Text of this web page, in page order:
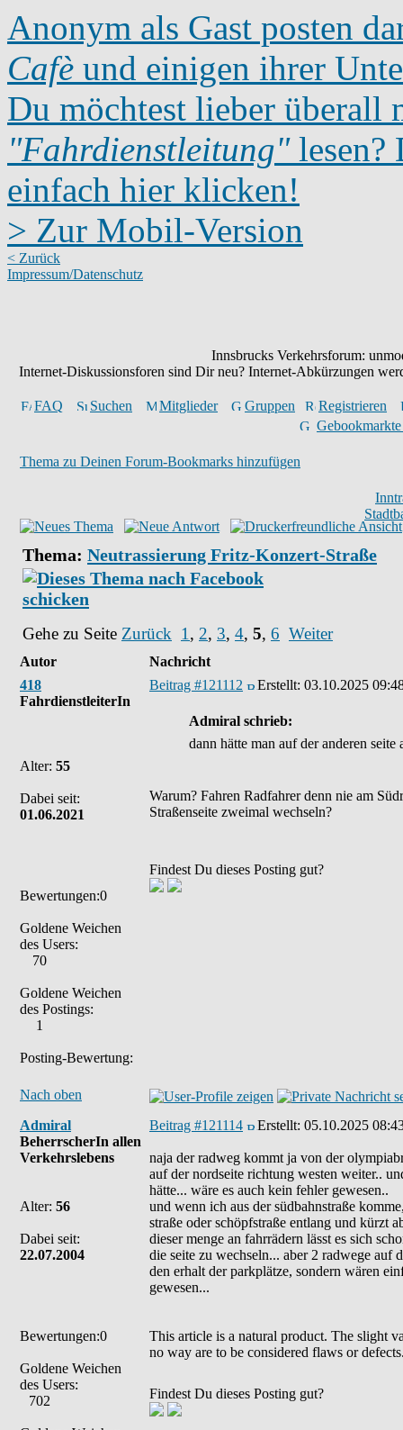
Anonym als Gast posten
Cafè und einigen ihrer
Du möchtest lieber überall
"Fahrdienstleitung"lesen?
einfach hier klicken!
> Zur Mobil-Version
< Zurück
Impressum/Datenschutz
Innsbrucks Verkehrsforum:
Internet-Diskussionsforen sind Dir neu? Internet-Abkürzungen
FAQ Suchen Mitglieder Gruppen
Registrieren
Thema zu Deinen Forum-Bookmarks hinzufügen
Thema: Neutrassierung Fritz-Konzert-Straße
Gehe zu Seite Zurück 1 , 2, 3, 4, 5, 6 Weiter
Autor
Nachricht
418
FahrdienstleiterIn
Alter: 55
Dabei seit:
01.06.2021
Bewertungen:0
Goldene Weichen
des Users:
70
Goldene Weichen
des Postings:
1
Posting-Bewertung:
Beitrag #121112 Erstellt: 03.10.2025
Admiral schrieb:
dann hätte man auf der anderen
Warum? Fahren Radfahrer denn nie am
Straßenseite zweimal wechseln?
Findest Du dieses Posting gut?
Nach oben
Admiral
BeherrscherIn allen
Verkehrslebens
Alter: 56
Dabei seit:
22.07.2004
Bewertungen:0
Goldene Weichen
des Users:
702
Beitrag #121114 Erstellt: 05.10.2025
naja der radweg kommt ja von der
auf der nordseite richtung westen weiter..
hätte... wäre es auch kein fehler gewesen..
und wenn ich aus der südbahnstraße
straße oder schöpfstraße entlang und kürzt
dieser menge an fahrrädern lässt es sich
die seite zu wechseln... aber 2 radwege auf
den erhalt der parkplätze, sondern wären
gewesen...
This article is a natural product. The slight
no way are to be considered flaws or
Findest Du dieses Posting gut?